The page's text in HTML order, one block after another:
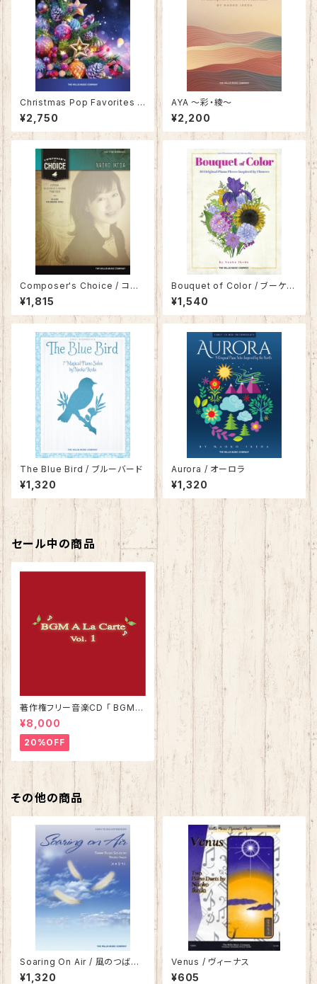
Christmas Pop Favorites f
or Piano Solo / クリスマス・
ポップ・フェイバリット
¥2,750
AYA 〜彩・綾〜
¥2,200
Composer's Choice / コン
ポーザーズ チョイス
¥1,815
Bouquet of Color / ブーケ
オブ カラー 〜音色花束〜
¥1,540
The Blue Bird / ブルーバード
¥1,320
Aurora / オーロラ
¥1,320
セール中の商品
著作権フリー音楽CD 「 BGMア
ラカルト Vol.1 」
¥8,000
20%OFF
その他の商品
Soaring On Air / 風のつばさ
たち
¥1,320
Venus / ヴィーナス
¥605